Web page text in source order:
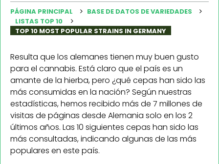
PÁGINA PRINCIPAL
BASE DE DATOS DE VARIEDADES
LISTAS TOP 10
TOP 10 MOST POPULAR STRAINS IN GERMANY
Resulta que los alemanes tienen muy buen gusto
para el cannabis. Está claro que el país es un
amante de la hierba, pero ¿qué cepas han sido las
más consumidas en la nación? Según nuestras
estadísticas, hemos recibido más de 7 millones de
visitas de páginas desde Alemania solo en los 2
últimos años. Las 10 siguientes cepas han sido las
más consultadas, indicando algunas de las más
populares en este país.